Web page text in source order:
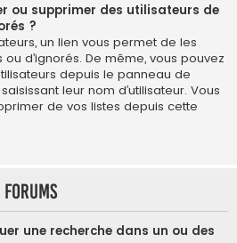
ou supprimer des utilisateurs de
?
un lien vous permet de les
d’ignorés. De même, vous pouvez
depuis le panneau de
leur nom d’utilisateur. Vous
de vos listes depuis cette
une recherche dans un ou des